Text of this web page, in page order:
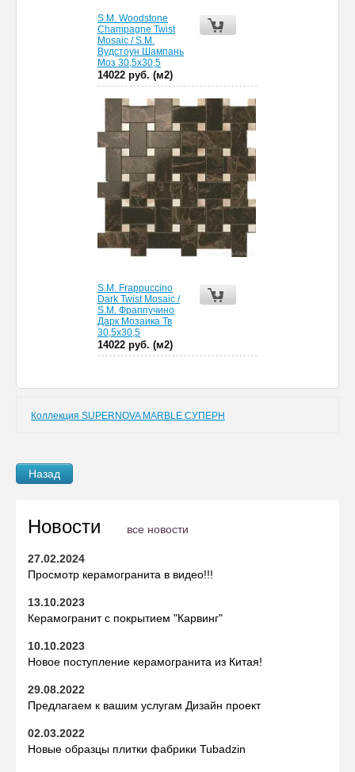
S.M. Woodstone
Champagne Twist
Mosaic / S.M.
Вудстоун Шампань
Моз 30,5х30,5
14022 руб. (м2)
S.M. Frappuccino
Dark Twist Mosaic /
S.M. Фраппучино
Дарк Мозаика Тв
30,5х30,5
14022 руб. (м2)
Коллекция SUPERNOVA MARBLE СУПЕРН
Назад
Новости все новости
27.02.2024
Просмотр керамогранита в видео!!!
13.10.2023
Керамогранит с покрытием "Карвинг"
10.10.2023
Новое поступление керамогранита из Китая!
29.08.2022
Предлагаем к вашим услугам Дизайн проект
02.03.2022
Новые образцы плитки фабрики Tubadzin